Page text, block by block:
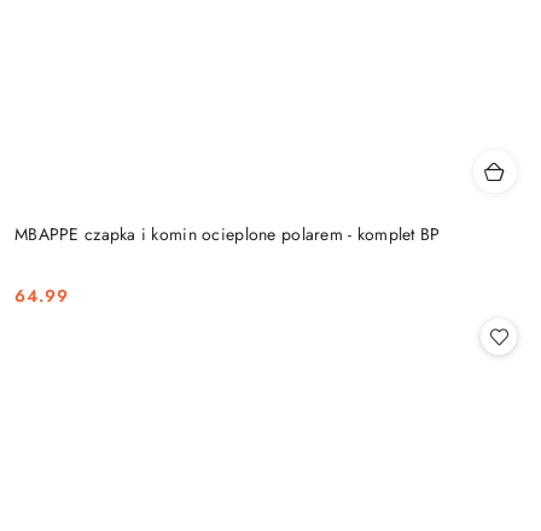
MBAPPE czapka i komin ocieplone polarem - komplet BP
Cena:
64.99